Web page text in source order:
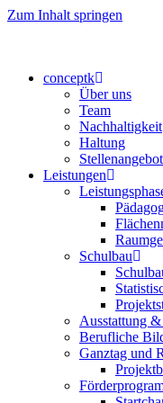
Zum Inhalt springen
conceptk
Über uns
Team
Nachhaltigkeit
Haltung
Leistungen
Schulbau
Ausstattung
Berufliche
Ganztag und